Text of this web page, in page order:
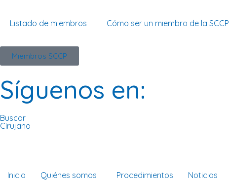
Listado de miembros Cómo ser un miembro de la SCCP
Miembros SCCP
Síguenos en:
Buscar
Cirujano
Inicio Quiénes somos Procedimientos Noticias